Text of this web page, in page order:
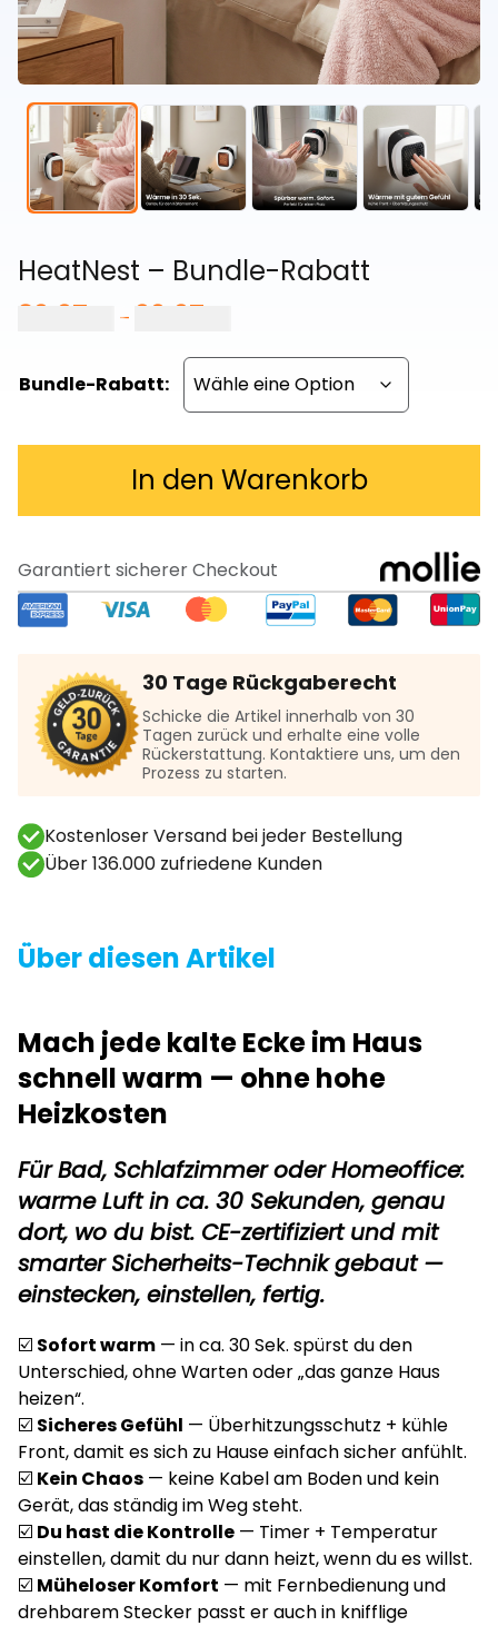
HeatNest – Bundle-Rabatt
39,97
– 99,97
bis
99,97 €
Bundle-Rabatt:
In den Warenkorb
Garantiert sicherer Checkout
30 Tage Rückgaberecht
Schicke die Artikel innerhalb von 30
Tagen zurück und erhalte eine volle
Rückerstattung. Kontaktiere uns, um den
Prozess zu starten.
Kostenloser Versand bei jeder Bestellung
Über 136.000 zufriedene Kunden
Über diesen Artikel
Mach jede kalte Ecke im Haus
schnell warm — ohne hohe
Heizkosten
Für Bad, Schlafzimmer oder Homeoffice:
warme Luft in ca. 30 Sekunden, genau
dort, wo du bist. CE-zertifiziert und mit
smarter Sicherheits-Technik gebaut —
einstecken, einstellen, fertig.
☑️ Sofort warm — in ca. 30 Sek. spürst du den
Unterschied, ohne Warten oder „das ganze Haus
heizen“.
☑️ Sicheres Gefühl — Überhitzungsschutz + kühle
Front, damit es sich zu Hause einfach sicher anfühlt.
☑️ Kein Chaos — keine Kabel am Boden und kein
Gerät, das ständig im Weg steht.
☑️ Du hast die Kontrolle — Timer + Temperatur
einstellen, damit du nur dann heizt, wenn du es willst.
☑️ Müheloser Komfort — mit Fernbedienung und
drehbarem Stecker passt er auch in knifflige